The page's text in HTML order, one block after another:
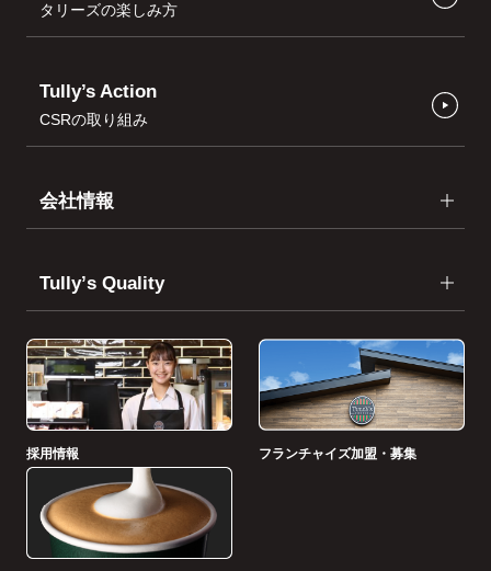
タリーズの楽しみ方
Tully’s Action
CSRの取り組み
会社情報
Tullyʼs Quality
採用情報 フランチャイズ加盟・募集